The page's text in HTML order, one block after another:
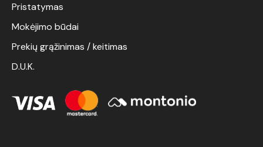
Pristatymas
Mokėjimo būdai
Prekių grąžinimas / keitimas
D.U.K.